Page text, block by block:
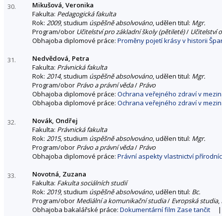
30.
Mikušová, Veronika
Fakulta: Pedagogická fakulta
Rok: 2009, studium úspěšně absolvováno, udělen titul: Mgr.
Program/obor Učitelství pro základní školy (pětileté)/ Učitelství
Obhajoba diplomové práce: Proměny pojetí krásy v historii
31.
Nedvědová, Petra
Fakulta: Právnická fakulta
Rok: 2014, studium úspěšně absolvováno, udělen titul: Mgr.
Program/obor Právo a právní věda/ Právo
Obhajoba diplomové práce: Ochrana veřejného zdraví v
Obhajoba diplomové práce: Ochrana veřejného zdraví v
32.
Novák, Ondřej
Fakulta: Právnická fakulta
Rok: 2015, studium úspěšně absolvováno, udělen titul: Mgr.
Program/obor Právo a právní věda/ Právo
Obhajoba diplomové práce: Právní aspekty vlastnictví
33.
Novotná, Zuzana
Fakulta: Fakulta sociálních studií
Rok: 2019, studium úspěšně absolvováno, udělen titul: Bc.
Program/obor Mediální a komunikační studia/ Evropská studia,
Obhajoba bakalářské práce: Dokumentární film Zase tančit